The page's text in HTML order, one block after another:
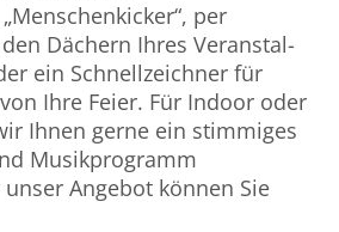
per
Dächern Ihres Veran­stal­
ein Schnellzeichner für
Ihre Feier. Für Indoor oder
Ihnen gerne ein stimmiges
Musik­programm
Angebot können Sie